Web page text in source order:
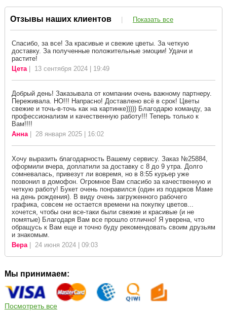
Отзывы наших клиентов | Показать все
Спасибо, за все! За красивые и свежие цветы. За четкую
доставку. За полученные положительные эмоции! Удачи и
растите!
Цета| 13 сентября 2024 | 19:49
Добрый день! Заказывала от компании очень важному партнеру.
Переживала. НО!!! Напрасно! Доставлено всё в срок! Цветы
свежие и точь-в-точь как на картинке))))) Благодарю команду, за
профессионализм и качественную работу!!! Теперь только к
Вам!!!!
Анна| 28 января 2025 | 16:02
Хочу выразить благодарность Вашему сервису. Заказ №25884,
оформили вчера, доплатили за доставку с 8 до 9 утра. Долго
сомневалась, привезут ли вовремя, но в 8:55 курьер уже
позвонил в домофон. Огромное Вам спасибо за качественную и
четкую работу! Букет очень понравился (один из подарков Маме
на день рождения). В виду очень загруженного рабочего
графика, совсем не остается времени на покупку цветов...
хочется, чтобы они все-таки были свежие и красивые (и не
помятые) Благодаря Вам все прошло отлично! Я уверена, что
обращусь к Вам еще и точно буду рекомендовать своим друзьям
и знакомым.
Вера| 24 июня 2024 | 09:03
Мы принимаем:
Посмотреть все